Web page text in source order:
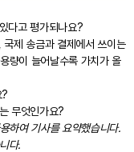
다고 평가되나요?
제 송금과 결제에서 쓰이는
량이 늘어날수록 가치가 올
?
무엇인가요?
하여 기사를 요약했습니다.
다.